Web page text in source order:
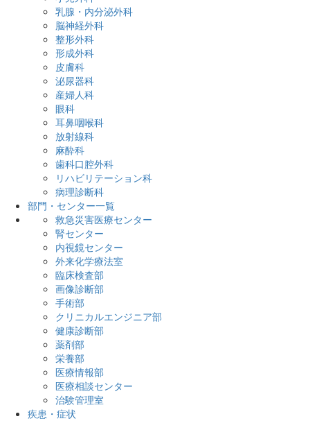
登録紹介医について
地域医療機関検索
保険薬局の方へ
採用情報
お知らせ
サイトマップ
職員専用ページ
当サイトについて
臨床研究への取組み
乳腺・内分泌外科
脳神経外科
整形外科
形成外科
皮膚科
泌尿器科
産婦人科
眼科
耳鼻咽喉科
放射線科
麻酔科
歯科口腔外科
リハビリテーション科
病理診断科
部門・センター一覧
救急災害医療センター
腎センター
内視鏡センター
外来化学療法室
臨床検査部
画像診断部
手術部
クリニカルエンジニア部
健康診断部
薬剤部
栄養部
医療情報部
医療相談センター
治験管理室
疾患・症状